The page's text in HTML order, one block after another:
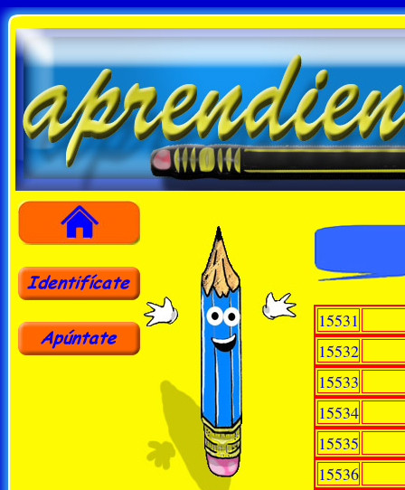
15531
15532
15533
15534
15535
15536